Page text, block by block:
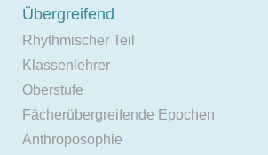
Übergreifend
Rhythmischer Teil
Klassenlehrer
Oberstufe
Fächerübergreifende Epochen
Anthroposophie